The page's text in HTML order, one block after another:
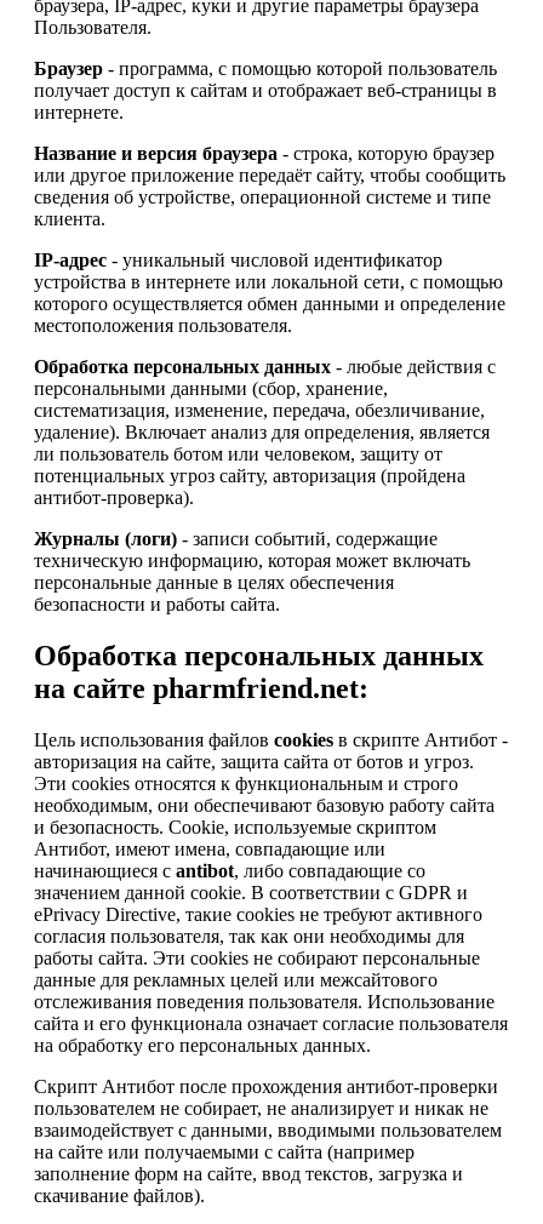
браузера, IP-адрес, куки и другие параметры браузера
Пользователя.
Браузер - программа, с помощью которой пользователь
получает доступ к сайтам и отображает веб-страницы в
интернете.
Название и версия браузера - строка, которую браузер
или другое приложение передаёт сайту, чтобы сообщить
сведения об устройстве, операционной системе и типе
клиента.
IP-адрес - уникальный числовой идентификатор
устройства в интернете или локальной сети, с помощью
которого осуществляется обмен данными и определение
местоположения пользователя.
Обработка персональных данных - любые действия с
персональными данными (сбор, хранение,
систематизация, изменение, передача, обезличивание,
удаление). Включает анализ для определения, является
ли пользователь ботом или человеком, защиту от
потенциальных угроз сайту, авторизация (пройдена
антибот-проверка).
Журналы (логи) - записи событий, содержащие
техническую информацию, которая может включать
персональные данные в целях обеспечения
безопасности и работы сайта.
Обработка персональных данных
на сайте pharmfriend.net:
Цель использования файлов cookies в скрипте Антибот -
авторизация на сайте, защита сайта от ботов и угроз.
Эти cookies относятся к функциональным и строго
необходимым, они обеспечивают базовую работу сайта
и безопасность. Cookie, используемые скриптом
Антибот, имеют имена, совпадающие или
начинающиеся с antibot, либо совпадающие со
значением данной cookie. В соответствии с GDPR и
ePrivacy Directive, такие cookies не требуют активного
согласия пользователя, так как они необходимы для
работы сайта. Эти cookies не собирают персональные
данные для рекламных целей или межсайтового
отслеживания поведения пользователя. Использование
сайта и его функционала означает согласие пользователя
на обработку его персональных данных.
Скрипт Антибот после прохождения антибот-проверки
пользователем не собирает, не анализирует и никак не
взаимодействует с данными, вводимыми пользователем
на сайте или получаемыми с сайта (например
заполнение форм на сайте, ввод текстов, загрузка и
скачивание файлов).